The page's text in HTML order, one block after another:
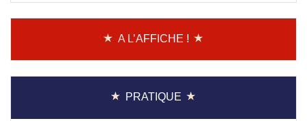
A L’AFFICHE !
PRATIQUE